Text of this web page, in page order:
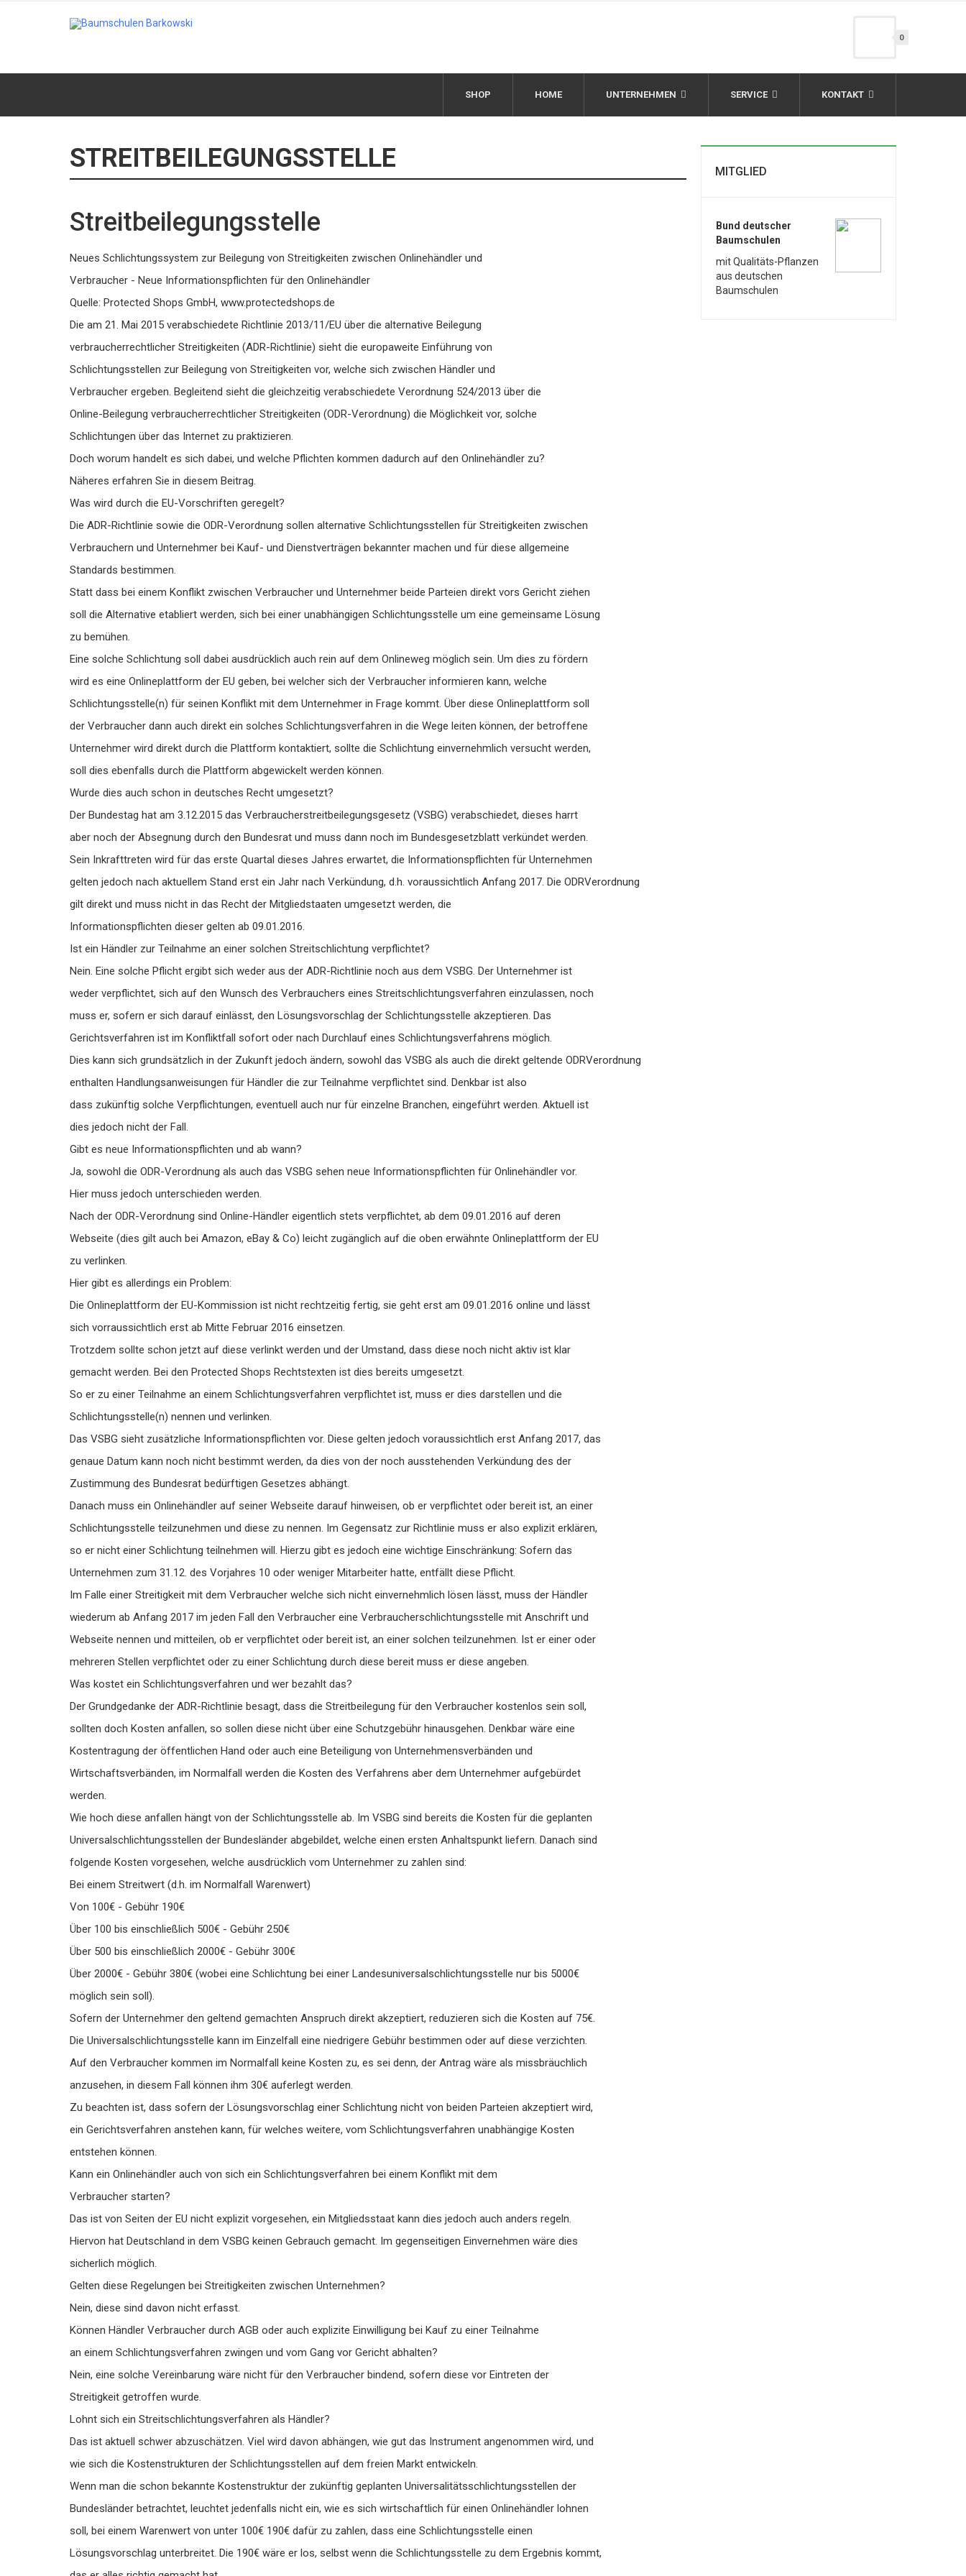
0
SHOP HOME UNTERNEHMEN SERVICE KONTAKT
STREITBEILEGUNGSSTELLE
Streitbeilegungsstelle
Neues Schlichtungssystem zur Beilegung von Streitigkeiten zwischen Onlinehändler und
Verbraucher - Neue Informationspflichten für den Onlinehändler
Quelle: Protected Shops GmbH, www.protectedshops.de
Die am 21. Mai 2015 verabschiedete Richtlinie 2013/11/EU über die alternative Beilegung
verbraucherrechtlicher Streitigkeiten (ADR-Richtlinie) sieht die europaweite Einführung von
Schlichtungsstellen zur Beilegung von Streitigkeiten vor, welche sich zwischen Händler und
Verbraucher ergeben. Begleitend sieht die gleichzeitig verabschiedete Verordnung 524/2013 über die
Online-Beilegung verbraucherrechtlicher Streitigkeiten (ODR-Verordnung) die Möglichkeit vor, solche
Schlichtungen über das Internet zu praktizieren.
Doch worum handelt es sich dabei, und welche Pflichten kommen dadurch auf den Onlinehändler zu?
Näheres erfahren Sie in diesem Beitrag.
Was wird durch die EU-Vorschriften geregelt?
Die ADR-Richtlinie sowie die ODR-Verordnung sollen alternative Schlichtungsstellen für Streitigkeiten zwischen
Verbrauchern und Unternehmer bei Kauf- und Dienstverträgen bekannter machen und für diese allgemeine
Standards bestimmen.
Statt dass bei einem Konflikt zwischen Verbraucher und Unternehmer beide Parteien direkt vors Gericht ziehen
soll die Alternative etabliert werden, sich bei einer unabhängigen Schlichtungsstelle um eine gemeinsame Lösung
zu bemühen.
Eine solche Schlichtung soll dabei ausdrücklich auch rein auf dem Onlineweg möglich sein. Um dies zu fördern
wird es eine Onlineplattform der EU geben, bei welcher sich der Verbraucher informieren kann, welche
Schlichtungsstelle(n) für seinen Konflikt mit dem Unternehmer in Frage kommt. Über diese Onlineplattform soll
der Verbraucher dann auch direkt ein solches Schlichtungsverfahren in die Wege leiten können, der betroffene
Unternehmer wird direkt durch die Plattform kontaktiert, sollte die Schlichtung einvernehmlich versucht werden,
soll dies ebenfalls durch die Plattform abgewickelt werden können.
Wurde dies auch schon in deutsches Recht umgesetzt?
Der Bundestag hat am 3.12.2015 das Verbraucherstreitbeilegungsgesetz (VSBG) verabschiedet, dieses harrt
aber noch der Absegnung durch den Bundesrat und muss dann noch im Bundesgesetzblatt verkündet werden.
Sein Inkrafttreten wird für das erste Quartal dieses Jahres erwartet, die Informationspflichten für Unternehmen
gelten jedoch nach aktuellem Stand erst ein Jahr nach Verkündung, d.h. voraussichtlich Anfang 2017. Die ODRVerordnung
gilt direkt und muss nicht in das Recht der Mitgliedstaaten umgesetzt werden, die
Informationspflichten dieser gelten ab 09.01.2016.
Ist ein Händler zur Teilnahme an einer solchen Streitschlichtung verpflichtet?
Nein. Eine solche Pflicht ergibt sich weder aus der ADR-Richtlinie noch aus dem VSBG. Der Unternehmer ist
weder verpflichtet, sich auf den Wunsch des Verbrauchers eines Streitschlichtungsverfahren einzulassen, noch
muss er, sofern er sich darauf einlässt, den Lösungsvorschlag der Schlichtungsstelle akzeptieren. Das
Gerichtsverfahren ist im Konfliktfall sofort oder nach Durchlauf eines Schlichtungsverfahrens möglich.
Dies kann sich grundsätzlich in der Zukunft jedoch ändern, sowohl das VSBG als auch die direkt geltende ODRVerordnung
enthalten Handlungsanweisungen für Händler die zur Teilnahme verpflichtet sind. Denkbar ist also
dass zukünftig solche Verpflichtungen, eventuell auch nur für einzelne Branchen, eingeführt werden. Aktuell ist
dies jedoch nicht der Fall.
Gibt es neue Informationspflichten und ab wann?
Ja, sowohl die ODR-Verordnung als auch das VSBG sehen neue Informationspflichten für Onlinehändler vor.
Hier muss jedoch unterschieden werden.
Nach der ODR-Verordnung sind Online-Händler eigentlich stets verpflichtet, ab dem 09.01.2016 auf deren
Webseite (dies gilt auch bei Amazon, eBay & Co) leicht zugänglich auf die oben erwähnte Onlineplattform der EU
zu verlinken.
Hier gibt es allerdings ein Problem:
Die Onlineplattform der EU-Kommission ist nicht rechtzeitig fertig, sie geht erst am 09.01.2016 online und lässt
sich vorraussichtlich erst ab Mitte Februar 2016 einsetzen.
Trotzdem sollte schon jetzt auf diese verlinkt werden und der Umstand, dass diese noch nicht aktiv ist klar
gemacht werden. Bei den Protected Shops Rechtstexten ist dies bereits umgesetzt.
So er zu einer Teilnahme an einem Schlichtungsverfahren verpflichtet ist, muss er dies darstellen und die
Schlichtungsstelle(n) nennen und verlinken.
Das VSBG sieht zusätzliche Informationspflichten vor. Diese gelten jedoch voraussichtlich erst Anfang 2017, das
genaue Datum kann noch nicht bestimmt werden, da dies von der noch ausstehenden Verkündung des der
Zustimmung des Bundesrat bedürftigen Gesetzes abhängt.
Danach muss ein Onlinehändler auf seiner Webseite darauf hinweisen, ob er verpflichtet oder bereit ist, an einer
Schlichtungsstelle teilzunehmen und diese zu nennen. Im Gegensatz zur Richtlinie muss er also explizit erklären,
so er nicht einer Schlichtung teilnehmen will. Hierzu gibt es jedoch eine wichtige Einschränkung: Sofern das
Unternehmen zum 31.12. des Vorjahres 10 oder weniger Mitarbeiter hatte, entfällt diese Pflicht.
Im Falle einer Streitigkeit mit dem Verbraucher welche sich nicht einvernehmlich lösen lässt, muss der Händler
wiederum ab Anfang 2017 im jeden Fall den Verbraucher eine Verbraucherschlichtungsstelle mit Anschrift und
Webseite nennen und mitteilen, ob er verpflichtet oder bereit ist, an einer solchen teilzunehmen. Ist er einer oder
mehreren Stellen verpflichtet oder zu einer Schlichtung durch diese bereit muss er diese angeben.
Was kostet ein Schlichtungsverfahren und wer bezahlt das?
Der Grundgedanke der ADR-Richtlinie besagt, dass die Streitbeilegung für den Verbraucher kostenlos sein soll,
sollten doch Kosten anfallen, so sollen diese nicht über eine Schutzgebühr hinausgehen. Denkbar wäre eine
Kostentragung der öffentlichen Hand oder auch eine Beteiligung von Unternehmensverbänden und
Wirtschaftsverbänden, im Normalfall werden die Kosten des Verfahrens aber dem Unternehmer aufgebürdet
werden.
Wie hoch diese anfallen hängt von der Schlichtungsstelle ab. Im VSBG sind bereits die Kosten für die geplanten
Universalschlichtungsstellen der Bundesländer abgebildet, welche einen ersten Anhaltspunkt liefern. Danach sind
folgende Kosten vorgesehen, welche ausdrücklich vom Unternehmer zu zahlen sind:
Bei einem Streitwert (d.h. im Normalfall Warenwert)
Von 100€ - Gebühr 190€
Über 100 bis einschließlich 500€ - Gebühr 250€
Über 500 bis einschließlich 2000€ - Gebühr 300€
Über 2000€ - Gebühr 380€ (wobei eine Schlichtung bei einer Landesuniversalschlichtungsstelle nur bis 5000€
möglich sein soll).
Sofern der Unternehmer den geltend gemachten Anspruch direkt akzeptiert, reduzieren sich die Kosten auf 75€.
Die Universalschlichtungsstelle kann im Einzelfall eine niedrigere Gebühr bestimmen oder auf diese verzichten.
Auf den Verbraucher kommen im Normalfall keine Kosten zu, es sei denn, der Antrag wäre als missbräuchlich
anzusehen, in diesem Fall können ihm 30€ auferlegt werden.
Zu beachten ist, dass sofern der Lösungsvorschlag einer Schlichtung nicht von beiden Parteien akzeptiert wird,
ein Gerichtsverfahren anstehen kann, für welches weitere, vom Schlichtungsverfahren unabhängige Kosten
entstehen können.
Kann ein Onlinehändler auch von sich ein Schlichtungsverfahren bei einem Konflikt mit dem
Verbraucher starten?
Das ist von Seiten der EU nicht explizit vorgesehen, ein Mitgliedsstaat kann dies jedoch auch anders regeln.
Hiervon hat Deutschland in dem VSBG keinen Gebrauch gemacht. Im gegenseitigen Einvernehmen wäre dies
sicherlich möglich.
Gelten diese Regelungen bei Streitigkeiten zwischen Unternehmen?
Nein, diese sind davon nicht erfasst.
Können Händler Verbraucher durch AGB oder auch explizite Einwilligung bei Kauf zu einer Teilnahme
an einem Schlichtungsverfahren zwingen und vom Gang vor Gericht abhalten?
Nein, eine solche Vereinbarung wäre nicht für den Verbraucher bindend, sofern diese vor Eintreten der
Streitigkeit getroffen wurde.
Lohnt sich ein Streitschlichtungsverfahren als Händler?
Das ist aktuell schwer abzuschätzen. Viel wird davon abhängen, wie gut das Instrument angenommen wird, und
wie sich die Kostenstrukturen der Schlichtungsstellen auf dem freien Markt entwickeln.
Wenn man die schon bekannte Kostenstruktur der zukünftig geplanten Universalitätsschlichtungsstellen der
Bundesländer betrachtet, leuchtet jedenfalls nicht ein, wie es sich wirtschaftlich für einen Onlinehändler lohnen
soll, bei einem Warenwert von unter 100€ 190€ dafür zu zahlen, dass eine Schlichtungsstelle einen
Lösungsvorschlag unterbreitet. Die 190€ wäre er los, selbst wenn die Schlichtungsstelle zu dem Ergebnis kommt,
MITGLIED
Bund deutscher
Baumschulen
mit Qualitäts-Pflanzen
aus deutschen
Baumschulen